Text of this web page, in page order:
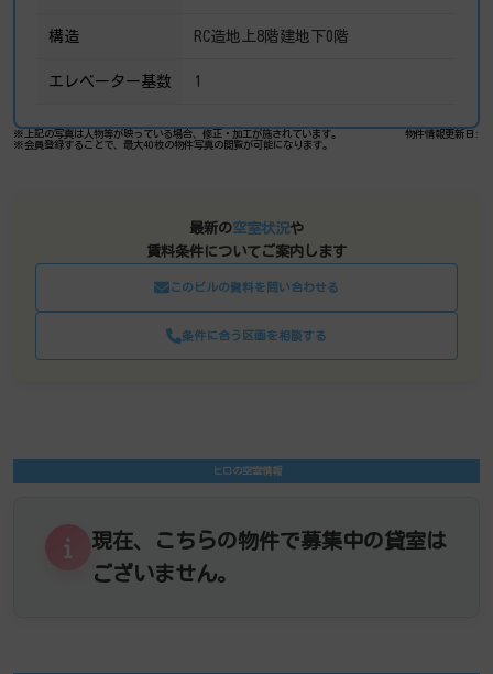
構造 RC造地上8階建地下0階
エレベーター基数 1
※上記の写真は人物等が映っている場合、修正・加工が施されています。
※会員登録することで、最大40枚の物件写真の閲覧が可能になります。
物件情報更新日:
最新の空室状況や
賃料条件についてご案内します
このビルの資料を問い合わせる
条件に合う区画を相談する
ヒロの空室情報
現在、こちらの物件で募集中の貸室は
ございません。